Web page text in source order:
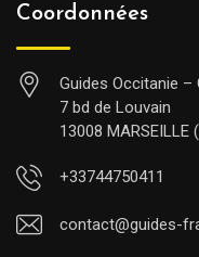
Coordonnées
Guides Occitanie –
7 bd de Louvain
13008 MARSEILLE
+33744750411
contact@guides-